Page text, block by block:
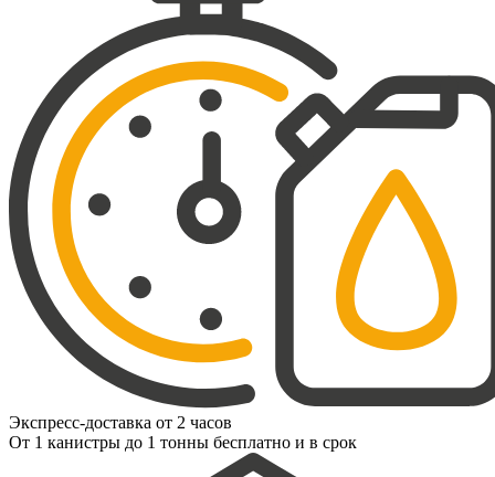
Экспресс-доставка от 2 часов
От 1 канистры до 1 тонны бесплатно и в срок